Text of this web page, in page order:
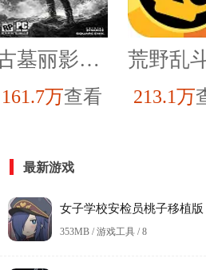
古墓丽影9修改器豪华版
161.7万查看 213.1万
最新游戏
女子学校安检员桃子移植版
353MB / 游戏工具 /8